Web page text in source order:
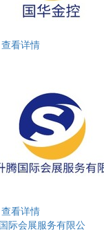
查看详情
查看详情
际会展服务有限公